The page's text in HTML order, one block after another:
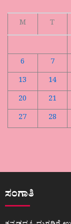
M
T
6
7
13
14
20
21
27
28
ಸಂಗಾತಿ